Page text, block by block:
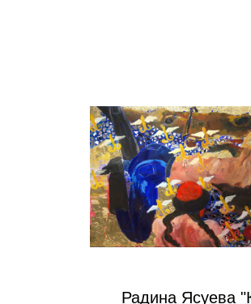
Радина Ясуева